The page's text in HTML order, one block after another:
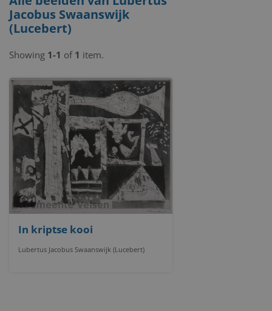
Jacobus Swaanswijk
(Lucebert)
Showing 1-1 of 1 item.
In kriptse kooi
Lubertus Jacobus Swaanswijk (Lucebert)